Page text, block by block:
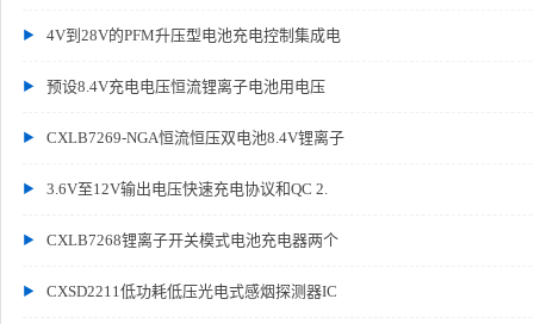
4V到28V的PFM升压型电池充电控制集成电
预设8.4V充电电压恒流锂离子电池用电压
CXLB7269-NGA恒流恒压双电池8.4V锂离子
3.6V至12V输出电压快速充电协议和QC 2.
CXLB7268锂离子开关模式电池充电器两个
CXSD2211低功耗低压光电式感烟探测器IC